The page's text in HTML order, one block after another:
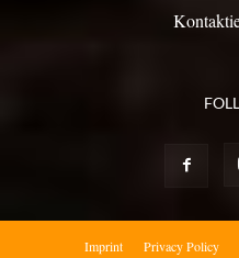
Imprint Privacy Policy